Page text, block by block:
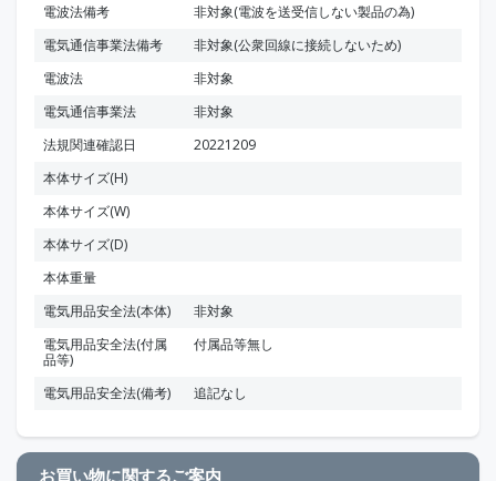
電波法備考
非対象(電波を送受信しない製品の為)
電気通信事業法備考
非対象(公衆回線に接続しないため)
電波法
非対象
電気通信事業法
非対象
法規関連確認日
20221209
本体サイズ(H)
本体サイズ(W)
本体サイズ(D)
本体重量
電気用品安全法(本体)
非対象
電気用品安全法(付属
品等)
付属品等無し
電気用品安全法(備考) 追記なし
お買い物に関するご案内